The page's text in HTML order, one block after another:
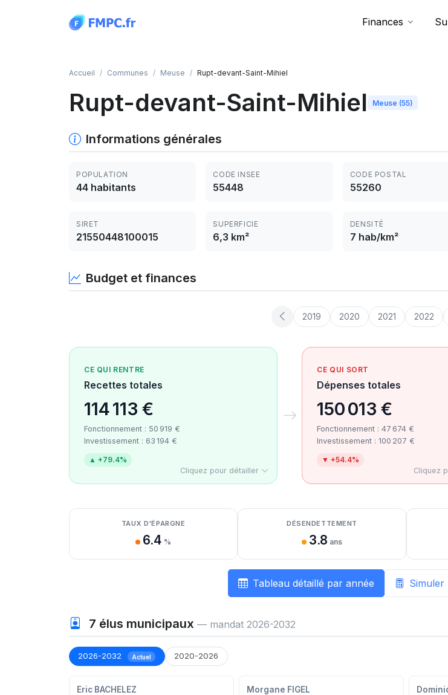
Finances
Accueil Communes Meuse Rupt-devant-Saint-Mihiel
Rupt-devant-Saint-Mihiel Meuse (55)
Informations générales
POPULATION
44 habitants
CODE INSEE
55448
CODE POSTAL
55260
SIRET
21550448100015
SUPERFICIE
6,3 km²
DENSITÉ
7 hab/km²
Budget et finances
2019 2020 2021 2022
CE QUI RENTRE
Recettes totales
114 113 €
Fonctionnement : 50 919 €
Investissement : 63 194 €
▲ +79.4%
Cliquez pour détailler
CE QUI SORT
Dépenses totales
150 013 €
Fonctionnement : 47 674 €
Investissement : 100 207 €
▼ +54.4%
Cliquez
Détail des recettes
Détail des dépenses
Détail de la trésorerie
TAUX D'ÉPARGNE
6.4 %
DÉSENDETTEMENT
3.8 ans
Tableau détaillé par année Simuler
7 élus municipaux — mandat 2026-2032
2026-2032 Actuel 2020-2026
Eric BACHELEZ Morgane FIGEL